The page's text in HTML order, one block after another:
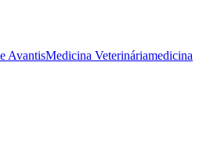
AvantisMedicina Veterináriamedicina